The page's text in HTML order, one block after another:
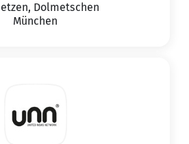
Dolmetschen
München